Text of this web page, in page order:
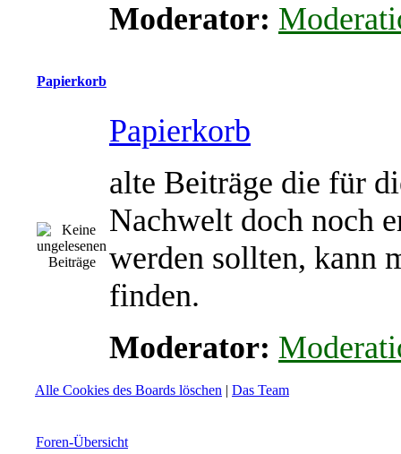
Moderator:
Papierkorb
Papierkorb
alte Beiträge die für
Nachwelt doch noch
werden sollten, kann
finden.
Moderator:
Alle Cookies des Boards löschen | Das Team
Foren-Übersicht